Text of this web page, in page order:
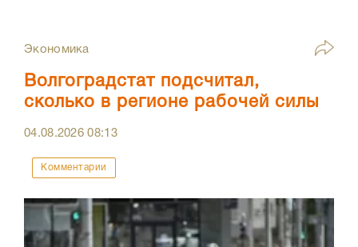
Экономика
Волгоградстат подсчитал,
сколько в регионе рабочей силы
04.08.202608:13
Комментарии